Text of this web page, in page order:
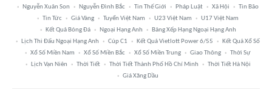
Nguyễn Xuân Son
Nguyễn Đình Bắc Tin Thế Giới Pháp Luật Xã Hội
Tin Bão
Tin Tức
Giá Vàng Tuyển Việt Nam U23 Việt Nam
U17 Việt Nam
Kết Quả Bóng Đá
Ngoại Hạng Anh
Bảng Xếp Hạng Ngoại Hạng Anh
Lịch Thi Đấu Ngoại Hạng Anh
Cúp C1 Kết Quả Vietlott Power 6/55
Kết Quả Xổ Số
Xổ Số Miền Nam
Xổ Số Miền Bắc Xổ Số Miền Trung Giao Thông
Thời Sự
Lịch Vạn Niên
Thời Tiết Thời Tiết Thành Phố Hồ Chí Minh
Thời Tiết Hà Nội
Giá Xăng Dầu